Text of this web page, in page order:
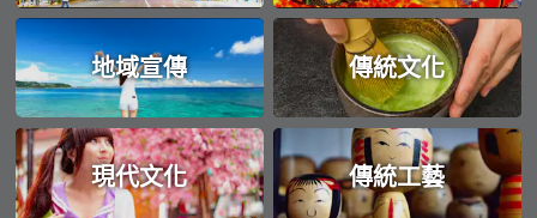
地域宣傳 傳統文化
現代文化 傳統工藝